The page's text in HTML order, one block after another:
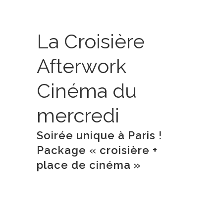
La Croisière
Afterwork
Cinéma du
mercredi
Soirée unique à Paris !
Package « croisière +
place de cinéma »